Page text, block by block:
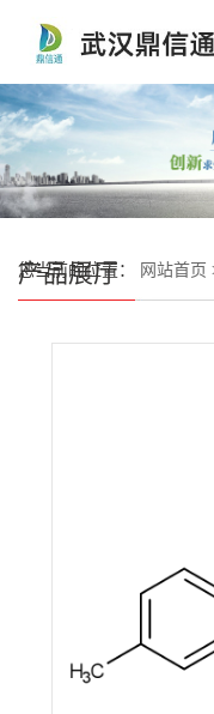
产品展厅
您当前的位置： 网站首页